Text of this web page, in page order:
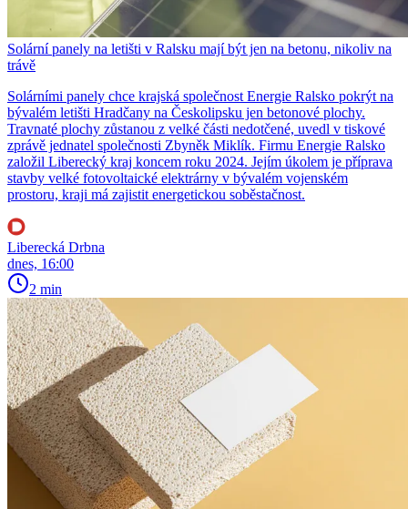
Solární panely na letišti v Ralsku mají být jen na betonu, nikoliv na
trávě
Solárními panely chce krajská společnost Energie Ralsko pokrýt na
bývalém letišti Hradčany na Českolipsku jen betonové plochy.
Travnaté plochy zůstanou z velké části nedotčené, uvedl v tiskové
zprávě jednatel společnosti Zbyněk Miklík. Firmu Energie Ralsko
založil Liberecký kraj koncem roku 2024. Jejím úkolem je příprava
stavby velké fotovoltaické elektrárny v bývalém vojenském
prostoru, kraji má zajistit energetickou soběstačnost.
Liberecká Drbna
dnes, 16:00
2 min